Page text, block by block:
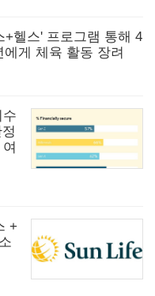
+헬스' 프로그램 통해 4
게 체육 활동 장려
+